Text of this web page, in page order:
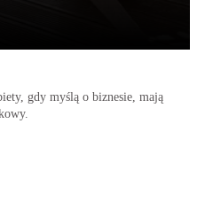
gdy myślą o biznesie, mają